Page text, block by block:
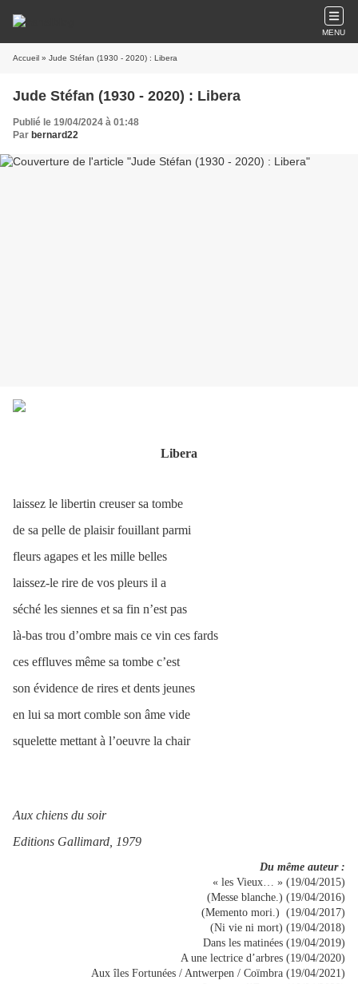
MENU
Accueil » Jude Stéfan (1930 - 2020) : Libera
Jude Stéfan (1930 - 2020) : Libera
Publié le 19/04/2024 à 01:48
Par bernard22
Libera
laissez le libertin creuser sa tombe
de sa pelle de plaisir fouillant parmi
fleurs agapes et les mille belles
laissez-le rire de vos pleurs il a
séché les siennes et sa fin n’est pas
là-bas trou d’ombre mais ce vin ces fards
ces effluves même sa tombe c’est
son évidence de rires et dents jeunes
en lui sa mort comble son âme vide
squelette mettant à l’oeuvre la chair
Aux chiens du soir
Editions Gallimard, 1979
Du même auteur :
« les Vieux… » (19/04/2015)
(Messe blanche.) (19/04/2016)
(Memento mori.) (19/04/2017)
(Ni vie ni mort) (19/04/2018)
Dans les matinées (19/04/2019)
A une lectrice d’arbres (19/04/2020)
Aux îles Fortunées / Antwerpen / Coïmbra (19/04/2021)